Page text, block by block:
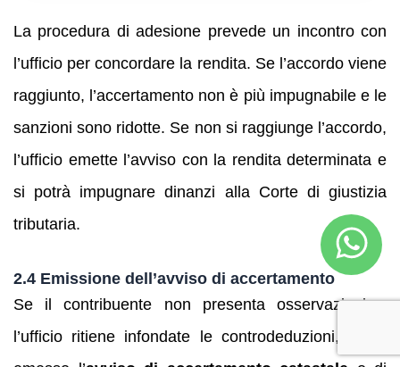
La procedura di adesione prevede un incontro con
l’ufficio per concordare la rendita. Se l’accordo viene
raggiunto, l’accertamento non è più impugnabile e le
sanzioni sono ridotte. Se non si raggiunge l’accordo,
l’ufficio emette l’avviso con la rendita determinata e
si potrà impugnare dinanzi alla Corte di giustizia
tributaria.
2.4 Emissione dell’avviso di accertamento
Se il contribuente non presenta osservazioni o
l’ufficio ritiene infondate le controdeduzioni, viene